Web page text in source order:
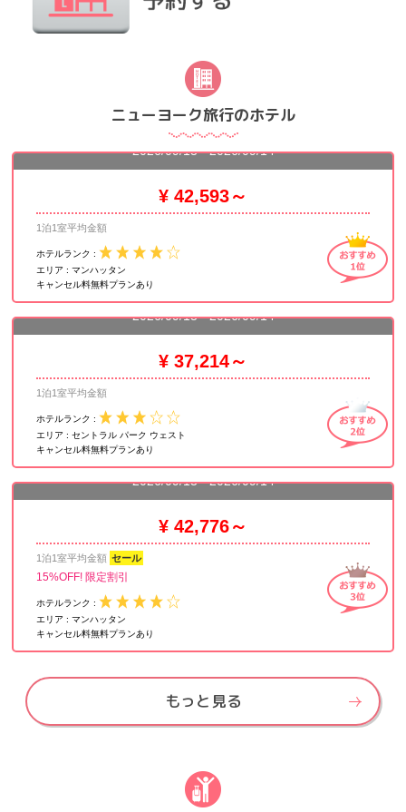
ニューヨーク旅行のホテル
ザ マンハッタン アット タイムズスクエア
2026/09/13 - 2026/09/14
¥ 42,593～
1泊1室平均金額
ホテルランク :
エリア :マンハッタン
キャンセル料無料プランあり
2026/09/13 - 2026/09/14
¥ 37,214～
1泊1室平均金額
ホテルランク :
エリア :セントラル パーク ウェスト
キャンセル料無料プランあり
2026/09/13 - 2026/09/14
¥ 42,776～
1泊1室平均金額 セール
15%OFF! 限定割引
ホテルランク :
エリア :マンハッタン
キャンセル料無料プランあり
もっと見る